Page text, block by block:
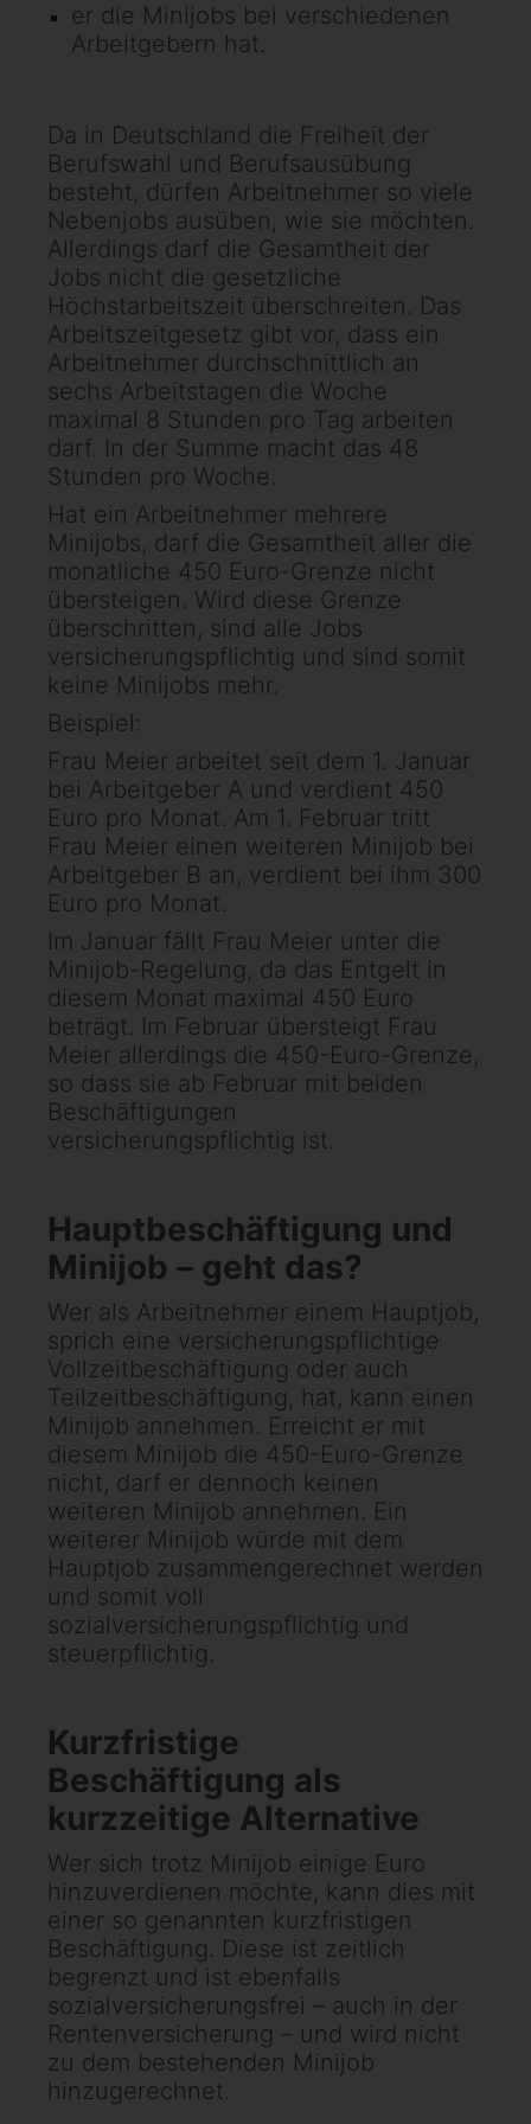
er die Minijobs bei verschiedenen
Arbeitgebern hat.
Da in Deutschland die Freiheit der
Berufswahl und Berufsausübung
besteht, dürfen Arbeitnehmer so viele
Nebenjobs ausüben, wie sie möchten.
Allerdings darf die Gesamtheit der
Jobs nicht die gesetzliche
Höchstarbeitszeit überschreiten. Das
Arbeitszeitgesetz gibt vor, dass ein
Arbeitnehmer durchschnittlich an
sechs Arbeitstagen die Woche
maximal 8 Stunden pro Tag arbeiten
darf. In der Summe macht das 48
Stunden pro Woche.
Hat ein Arbeitnehmer mehrere
Minijobs, darf die Gesamtheit aller die
monatliche 450 Euro-Grenze nicht
übersteigen. Wird diese Grenze
überschritten, sind alle Jobs
versicherungspflichtig und sind somit
keine Minijobs mehr.
Beispiel:
Frau Meier arbeitet seit dem 1. Januar
bei Arbeitgeber A und verdient 450
Euro pro Monat. Am 1. Februar tritt
Frau Meier einen weiteren Minijob bei
Arbeitgeber B an, verdient bei ihm 300
Euro pro Monat.
Im Januar fällt Frau Meier unter die
Minijob-Regelung, da das Entgelt in
diesem Monat maximal 450 Euro
beträgt. Im Februar übersteigt Frau
Meier allerdings die 450-Euro-Grenze,
so dass sie ab Februar mit beiden
Beschäftigungen
versicherungspflichtig ist.
Hauptbeschäftigung und
Minijob – geht das?
Wer als Arbeitnehmer einem Hauptjob,
sprich eine versicherungspflichtige
Vollzeitbeschäftigung oder auch
Teilzeitbeschäftigung, hat, kann einen
Minijob annehmen. Erreicht er mit
diesem Minijob die 450-Euro-Grenze
nicht, darf er dennoch keinen
weiteren Minijob annehmen. Ein
weiterer Minijob würde mit dem
Hauptjob zusammengerechnet werden
und somit voll
sozialversicherungspflichtig und
steuerpflichtig.
Kurzfristige
Beschäftigung als
kurzzeitige Alternative
Wer sich trotz Minijob einige Euro
hinzuverdienen möchte, kann dies mit
einer so genannten kurzfristigen
Beschäftigung. Diese ist zeitlich
begrenzt und ist ebenfalls
sozialversicherungsfrei – auch in der
Rentenversicherung – und wird nicht
zu dem bestehenden Minijob
hinzugerechnet.